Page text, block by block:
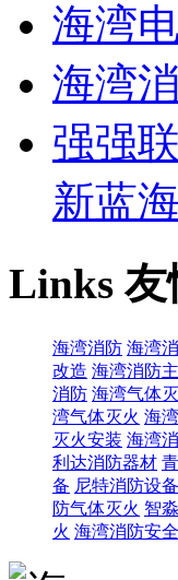
海湾
海湾
强强
新蓝海
Links友
海湾消防 海湾
改造 海湾消防
消防 海湾气体
湾气体灭火 海
灭火安装 海湾
利达消防器材
备 尼特消防设备
防气体灭火 智
火 海湾消防安